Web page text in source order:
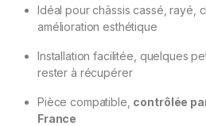
Idéal pour châssis cassé, rayé,
amélioration esthétique
Installation facilitée, quelques
rester à récupérer
Pièce compatible, contrôlée
France